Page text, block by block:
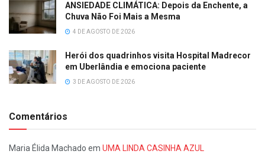
ANSIEDADE CLIMÁTICA: Depois da Enchente, a
Chuva Não Foi Mais a Mesma
4 DE AGOSTO DE 2026
Herói dos quadrinhos visita Hospital Madrecor
em Uberlândia e emociona paciente
3 DE AGOSTO DE 2026
Comentários
Maria Élida Machado em UMA LINDA CASINHA AZUL